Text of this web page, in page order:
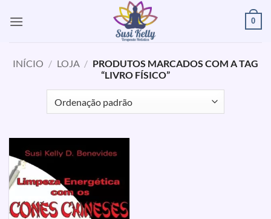
0
INÍCIO / LOJA / PRODUTOS MARCADOS COM A TAG
“LIVRO FÍSICO”